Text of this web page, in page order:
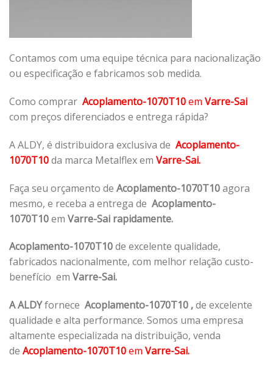
Contamos com uma equipe técnica para nacionalização
ou especificação e fabricamos sob medida.
Como comprar Acoplamento-1070T10em Varre-Sai
com preços diferenciados e entrega rápida?
A ALDY, é distribuidora exclusiva de Acoplamento-
1070T10da marca Metalflex em Varre-Sai.
Faça seu orçamento de Acoplamento-1070T10agora
mesmo, e receba a entrega de Acoplamento-
1070T10em Varre-Sai rapidamente.
Acoplamento-1070T10de excelente qualidade,
fabricados nacionalmente, com melhor relação custo-
benefício em Varre-Sai.
A ALDYfornece Acoplamento-1070T10 ,de excelente
qualidade e alta performance. Somos uma empresa
altamente especializada na distribuição, venda
de Acoplamento-1070T10em Varre-Sai.